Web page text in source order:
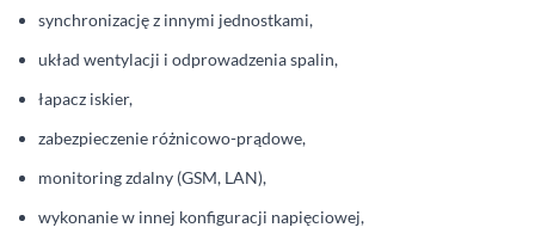
synchronizację z innymi jednostkami,
układ wentylacji i odprowadzenia spalin,
łapacz iskier,
zabezpieczenie różnicowo-prądowe,
monitoring zdalny (GSM, LAN),
wykonanie w innej konfiguracji napięciowej,